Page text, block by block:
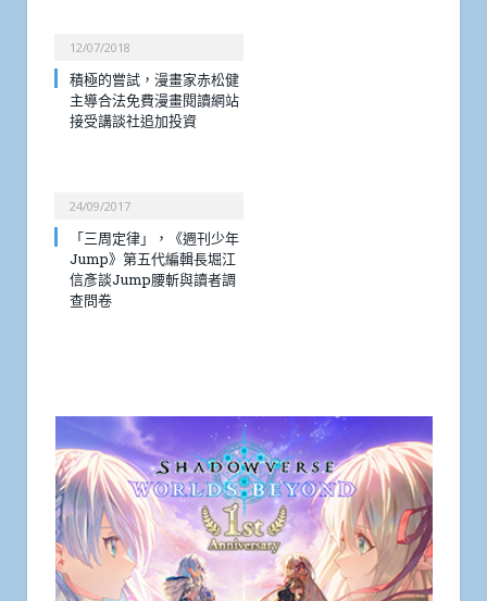
12/07/2018
積極的嘗試，漫畫家赤松健
主導合法免費漫畫閱讀網站
接受講談社追加投資
24/09/2017
「三周定律」，《週刊少年
Jump》第五代編輯長堀江
信彥談Jump腰斬與讀者調
查問卷